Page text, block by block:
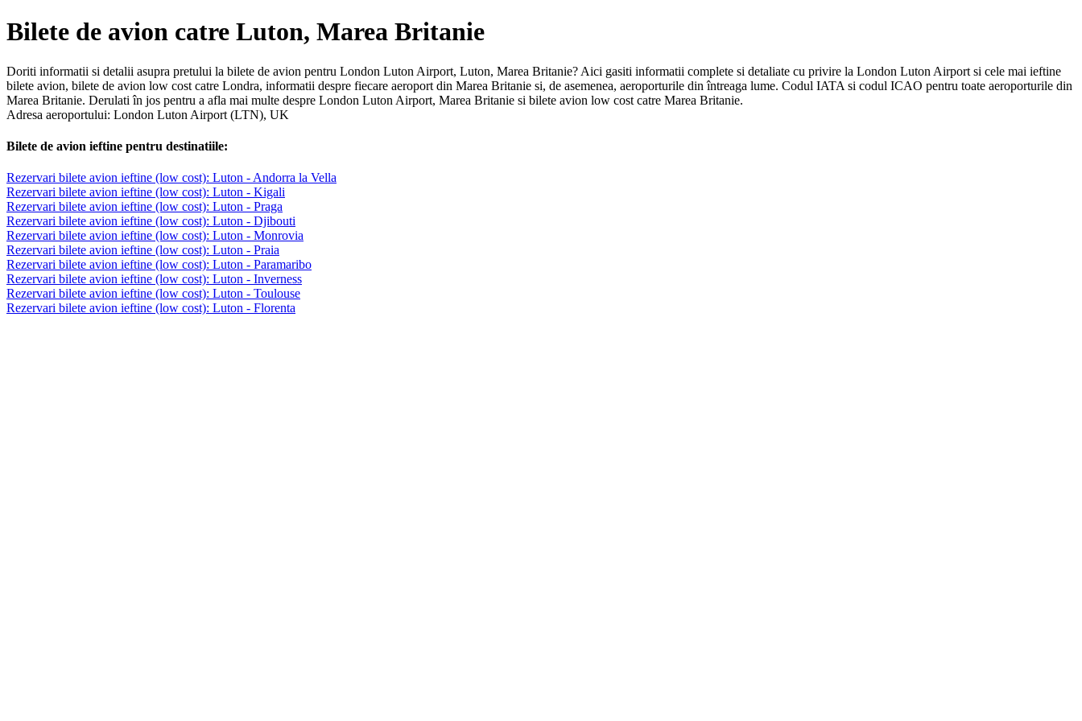
Bilete de avion catre Luton, Marea Britanie
Doriti informatii si detalii asupra pretului la bilete de avion pentru London Luton Airport, Luton, Marea Britanie? Aici gasiti informatii complete si detaliate cu privire la London Luton Airport si cele mai ieftine
bilete avion, bilete de avion low cost catre Londra, informatii despre fiecare aeroport din Marea Britanie si, de asemenea, aeroporturile din întreaga lume. Codul IATA si codul ICAO pentru toate aeroporturile din
Marea Britanie. Derulati în jos pentru a afla mai multe despre London Luton Airport, Marea Britanie si bilete avion low cost catre Marea Britanie.
Adresa aeroportului: London Luton Airport (LTN), UK
Bilete de avion ieftine pentru destinatiile:
Rezervari bilete avion ieftine (low cost): Luton - Andorra la Vella
Rezervari bilete avion ieftine (low cost): Luton - Kigali
Rezervari bilete avion ieftine (low cost): Luton - Praga
Rezervari bilete avion ieftine (low cost): Luton - Djibouti
Rezervari bilete avion ieftine (low cost): Luton - Monrovia
Rezervari bilete avion ieftine (low cost): Luton - Praia
Rezervari bilete avion ieftine (low cost): Luton - Paramaribo
Rezervari bilete avion ieftine (low cost): Luton - Inverness
Rezervari bilete avion ieftine (low cost): Luton - Toulouse
Rezervari bilete avion ieftine (low cost): Luton - Florenta